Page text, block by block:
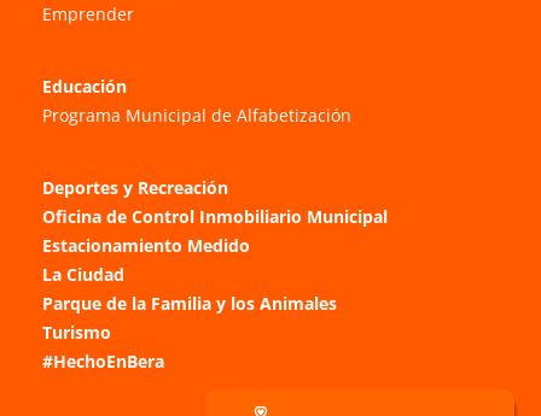
Emprender
Educación
Programa Municipal de Alfabetización
Deportes y Recreación
Oficina de Control Inmobiliario Municipal
Estacionamiento Medido
La Ciudad
Parque de la Familia y los Animales
Turismo
#HechoEnBera